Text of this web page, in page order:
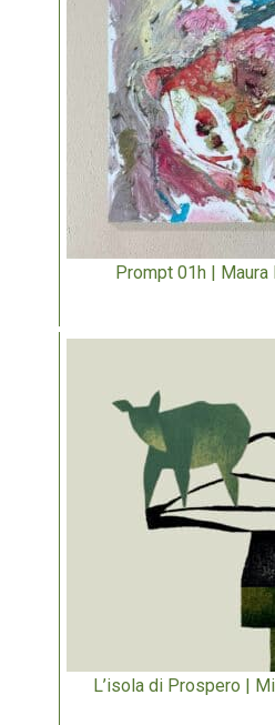
Prompt 01h |
L’isola di Prospero |